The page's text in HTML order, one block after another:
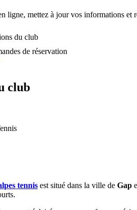
ligne, mettez à jour vos informations et
du club
de réservation
club
tennis est situé dans la ville de Gap